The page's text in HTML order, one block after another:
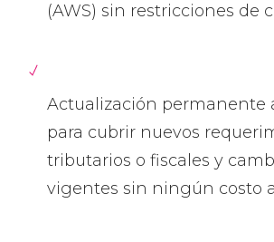
(AWS) sin restricciones de
Actualización permanente
para cubrir nuevos
tributarios o fiscales y
vigentes sin ningún costo